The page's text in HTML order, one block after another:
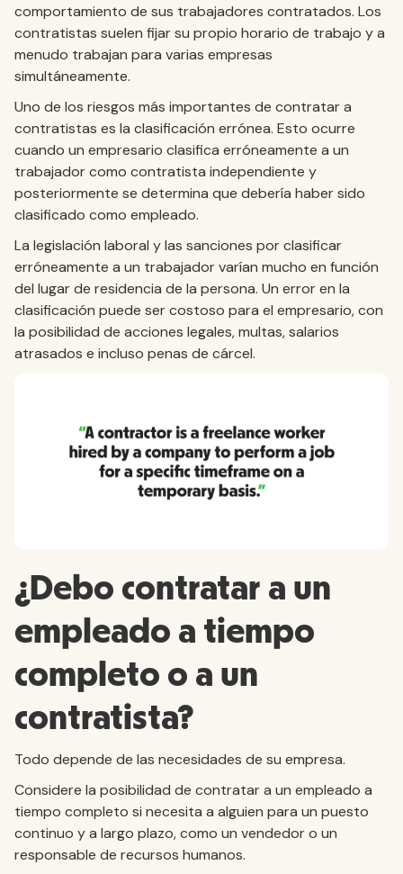
comportamiento de sus trabajadores contratados. Los
contratistas suelen fijar su propio horario de trabajo y a
menudo trabajan para varias empresas
simultáneamente.
Uno de los riesgos más importantes de contratar a
contratistas es la clasificación errónea. Esto ocurre
cuando un empresario clasifica erróneamente a un
trabajador como contratista independiente y
posteriormente se determina que debería haber sido
clasificado como empleado.
La legislación laboral y las sanciones por clasificar
erróneamente a un trabajador varían mucho en función
del lugar de residencia de la persona. Un error en la
clasificación puede ser costoso para el empresario, con
la posibilidad de acciones legales, multas, salarios
atrasados e incluso penas de cárcel.
¿Debo contratar a un
empleado a tiempo
completo o a un
contratista?
Todo depende de las necesidades de su empresa.
Considere la posibilidad de contratar a un empleado a
tiempo completo si necesita a alguien para un puesto
continuo y a largo plazo, como un vendedor o un
responsable de recursos humanos.